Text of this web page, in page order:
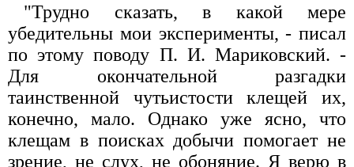
"Трудно сказать, в какой мере
убедительны мои эксперименты, - писал
по этому поводу П. И. Мариковский. -
Для окончательной разгадки
таинственной чутьистости клещей их,
конечно, мало. Однако уже ясно, что
клещам в поисках добычи помогает не
зрение, не слух, не обоняние. Я верю в